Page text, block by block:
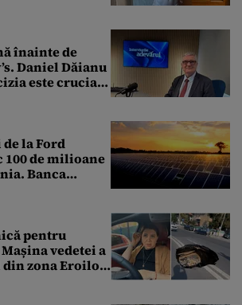
înainte de
Daniel Dăianu
este crucială
la Ford
100 de milioane
Banca
pentru
vedetei a
zona Eroilor: